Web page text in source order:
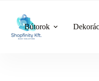
content
Bútorok